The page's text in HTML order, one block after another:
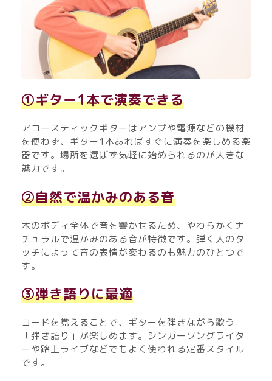
①ギター1本で演奏できる
アコースティックギターはアンプや電源などの機材
を使わず、ギター1本あればすぐに演奏を楽しめる楽
器です。場所を選ばず気軽に始められるのが大きな
魅力です。
②自然で温かみのある音
木のボディ全体で音を響かせるため、やわらかくナ
チュラルで温かみのある音が特徴です。弾く人のタ
ッチによって音の表情が変わるのも魅力のひとつで
す。
③弾き語りに最適
コードを覚えることで、ギターを弾きながら歌う
「弾き語り」が楽しめます。シンガーソングライタ
ーや路上ライブなどでもよく使われる定番スタイル
です。